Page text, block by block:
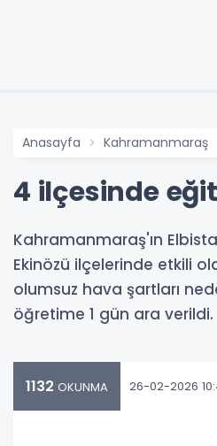
Anasayfa Kahramanmaraş
4 ilçesinde
Kahramanmaraş'ın
Ekinözü ilçelerinde etkili
olumsuz hava şartları
öğretime 1 gün ara verildi.
1132 OKUNMA 26-02-2026